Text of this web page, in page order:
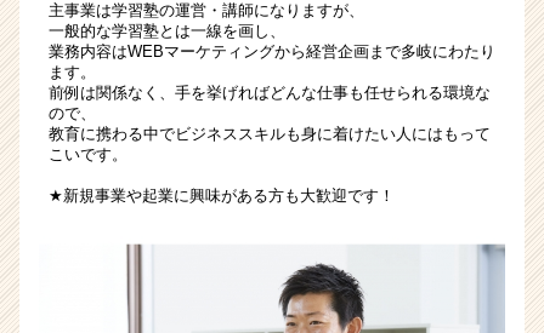
で
働
き
ま
ん
|
主事業は学習塾の運営・講師になりますが、
一般的な学習塾とは一線を画し、
業務内容はWEBマーケティングから経営企画まで多岐にわたり
ます。
前例は関係なく、手を挙げればどんな仕事も任せられる環境な
ので、
教育に携わる中でビジネススキルも身に着けたい人にはもって
こいです。
★新規事業や起業に興味がある方も大歓迎です！